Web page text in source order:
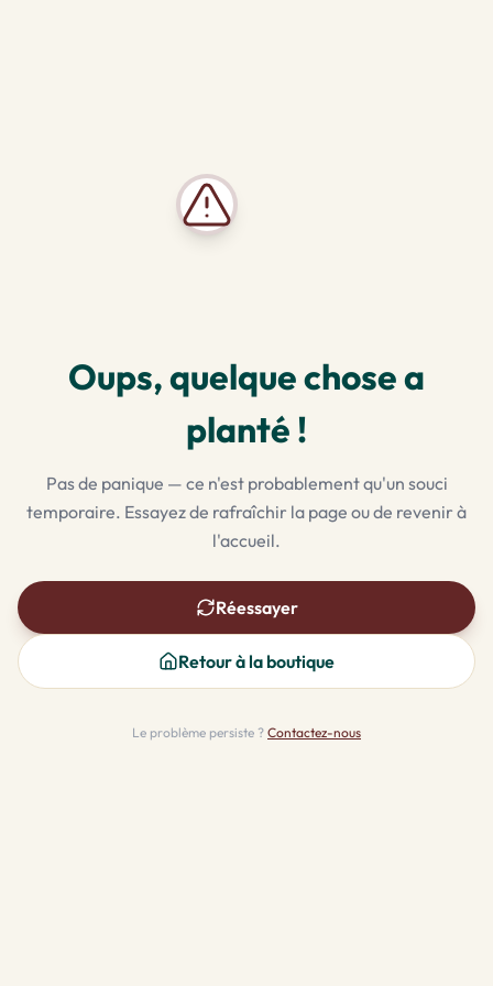
Oups, quelque chose a
planté !
Pas de panique — ce n'est probablement qu'un souci
temporaire. Essayez de rafraîchir la page ou de revenir à
l'accueil.
Réessayer
Retour à la boutique
Le problème persiste ? Contactez-nous